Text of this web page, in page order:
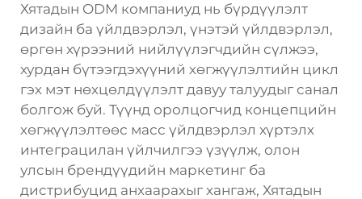
Хятадын ODM компаниуд нь бүрдүүлэлт
дизайн ба үйлдвэрлэл, үнэтэй үйлдвэрлэл,
өргөн хүрээний нийлүүлэгчдийн сүлжээ,
хурдан бүтээгдэхүүний хөгжүүлэлтийн цикл
гэх мэт нөхцөлдүүлэлт давуу талуудыг санал
болгож буй. Түүнд оролцогчид концепцийн
хөгжүүлэлтөөс масс үйлдвэрлэл хүртэлх
интеграцилан үйлчилгээ үзүүлж, олон
улсын брендүүдийн маркетинг ба
дистрибуцид анхаарахыг хангаж, Хятадын